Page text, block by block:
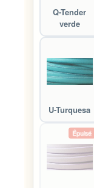
Q-Tender
verde
U-Turquesa
Épuisé